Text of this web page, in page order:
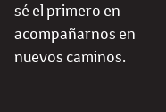
sé el primero en
acompañarnos en
nuevos caminos.